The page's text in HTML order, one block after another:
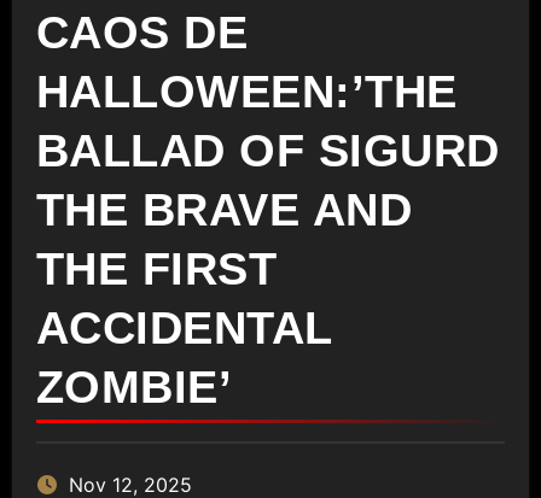
CAOS DE
HALLOWEEN:’THE
BALLAD OF SIGURD
THE BRAVE AND
THE FIRST
ACCIDENTAL
ZOMBIE’
Nov 12, 2025